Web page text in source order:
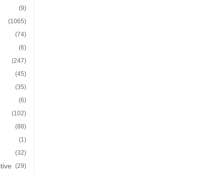
(9)
(1065)
(74)
(6)
(247)
(45)
(35)
(6)
(102)
(88)
(1)
(32)
(29)